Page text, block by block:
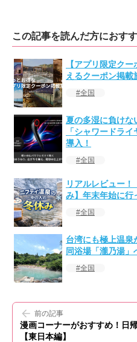
この記事を読んだ方におす
【アプリ限定ク
えるクーポン掲載
全国
夏の多湿に負けな
「シャワードラ
導入！
全国
リアルレビュー
み】年末年始に行
全国
台湾にも極上温泉
同浴場「瀧乃湯」
全国
前の記事
漫画コーナーがおすすめ！日
【東日本編】